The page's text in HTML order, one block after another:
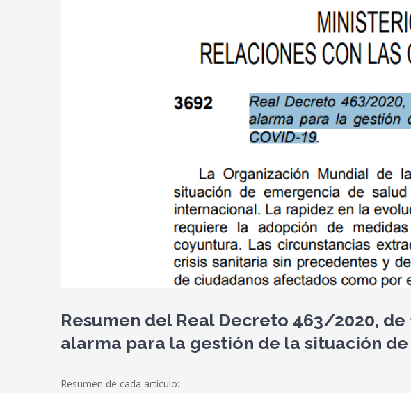
Resumen del Real Decreto 463/2020,
alarma para la gestión de la situación
Resumen de cada artículo: